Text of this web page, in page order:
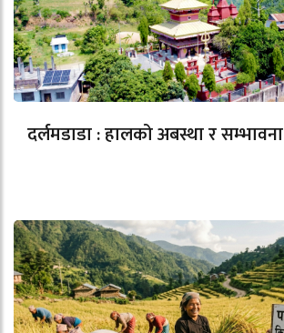
दर्लमडाडा : हालको अबस्था र सम्भावना